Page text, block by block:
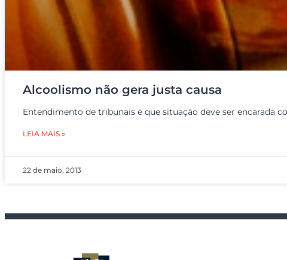
Alcoolismo não gera justa causa
Entendimento de tribunais é que situação deve ser encarada
LEIA MAIS »
22 de maio, 2013